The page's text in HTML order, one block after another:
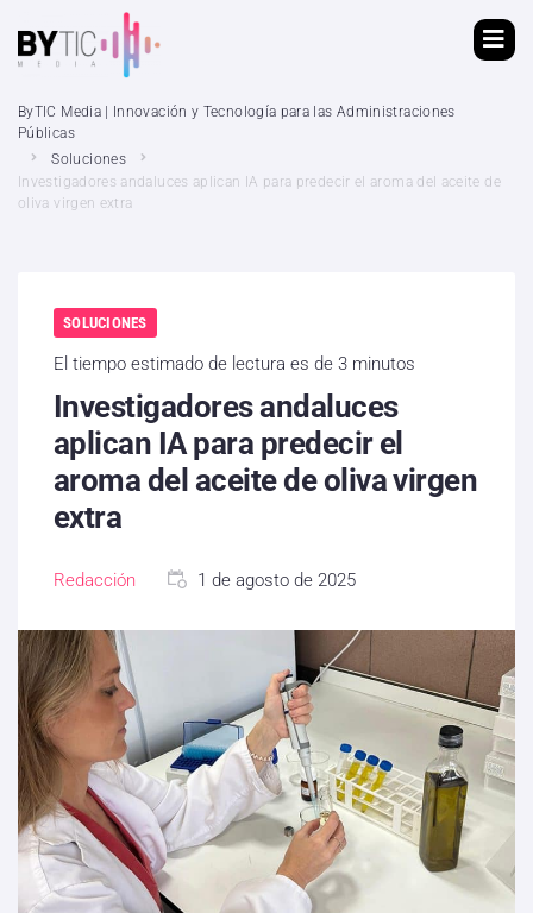
ByTIC Media | Innovación y Tecnología para las Administraciones
Públicas
Soluciones
Investigadores andaluces aplican IA para predecir el aroma del aceite de
oliva virgen extra
SOLUCIONES
El tiempo estimado de lectura es de 3 minutos
Investigadores andaluces
aplican IA para predecir el
aroma del aceite de oliva virgen
extra
Redacción 1 de agosto de 2025